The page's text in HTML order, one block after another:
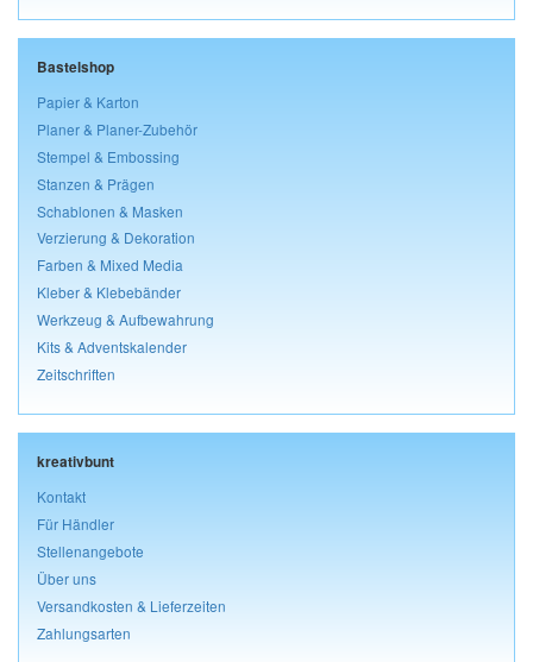
Bastelshop
Papier & Karton
Planer & Planer-Zubehör
Stempel & Embossing
Stanzen & Prägen
Schablonen & Masken
Verzierung & Dekoration
Farben & Mixed Media
Kleber & Klebebänder
Werkzeug & Aufbewahrung
Kits & Adventskalender
Zeitschriften
kreativbunt
Kontakt
Für Händler
Stellenangebote
Über uns
Versandkosten & Lieferzeiten
Zahlungsarten